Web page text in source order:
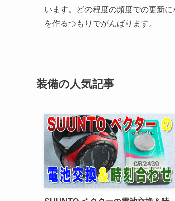
います。どの程度の頻度での更新
を作るつもりでがんばります。
装備の人気記事